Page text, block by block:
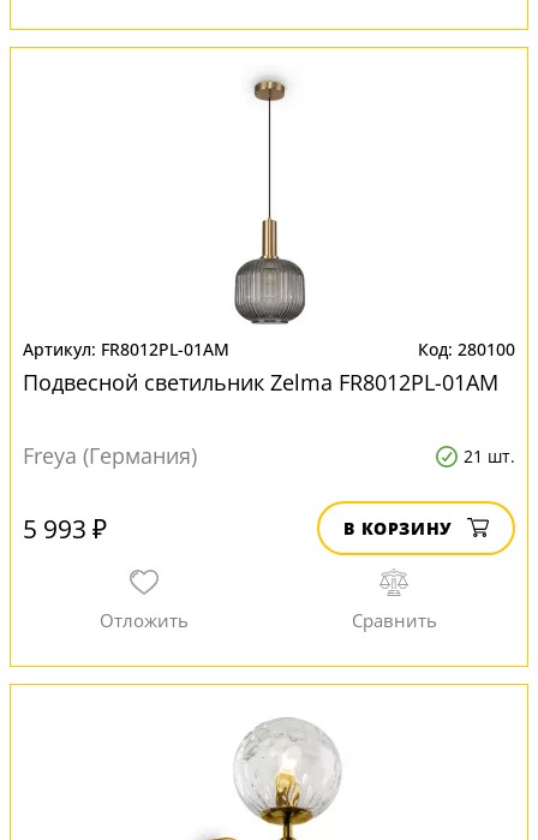
FR8012PL-01AM 280100
Подвесной светильник Zelma FR8012PL-01AM
Freya (Германия) 21 шт.
5 993 ₽ В КОРЗИНУ